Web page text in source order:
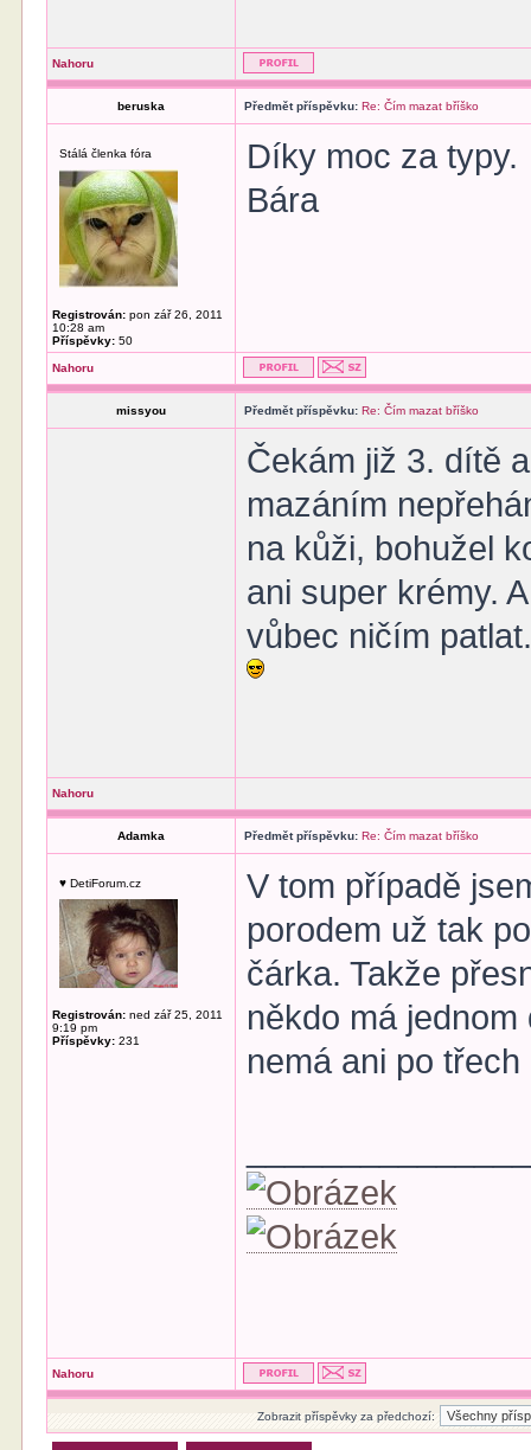
Nahoru
beruska Předmět příspěvku: Re: Čím mazat bříško
Stálá členka fóra
Registrován: pon zář 26, 2011
10:28 am
Příspěvky: 50
Díky moc za typy.
Bára
Nahoru
missyou Předmět příspěvku: Re: Čím mazat bříško
Čekám již 3. dítě
mazáním
na kůži, bohužel
ani super krémy.
vůbec ničím
Nahoru
Adamka Předmět příspěvku: Re: Čím mazat bříško
♥ DetiForum.cz
Registrován: ned zář 25, 2011
9:19 pm
Příspěvky: 231
V tom případě
porodem už tak
čárka. Takže
někdo má
nemá ani po
Nahoru
Zobrazit příspěvky za předchozí: